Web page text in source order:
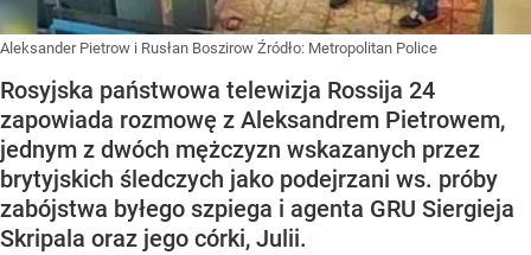
Aleksander Pietrow i Rusłan Boszirow Źródło: Metropolitan Police
Rosyjska państwowa telewizja Rossija 24
zapowiada rozmowę z Aleksandrem Pietrowem,
jednym z dwóch mężczyzn wskazanych przez
brytyjskich śledczych jako podejrzani ws. próby
zabójstwa byłego szpiega i agenta GRU Siergieja
Skripala oraz jego córki, Julii.